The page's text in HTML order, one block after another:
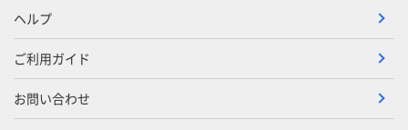
ヘルプ
ご利用ガイド
お問い合わせ